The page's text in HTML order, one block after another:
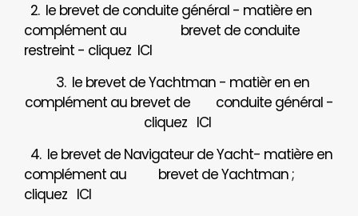
2. le brevet de conduite général - matière en
complément au brevet de conduite
restreint - cliquez ICI
3. le brevet de Yachtman - matièr en en
complément au brevet de
conduite général -
cliquez ICI
4. le brevet de Navigateur de Yacht- matière en
complément au brevet de Yachtman ;
cliquez ICI